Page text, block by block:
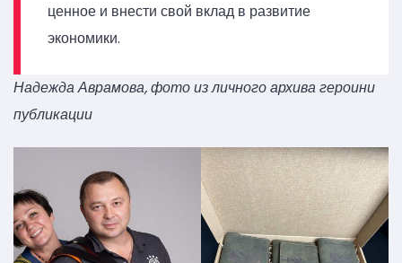
ценное и внести свой вклад в развитие
экономики.
Надежда Аврамова, фото из личного архива героини
публикации